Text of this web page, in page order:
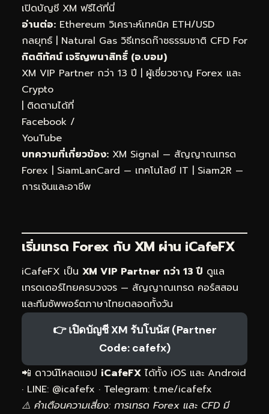
เปิดบัญชี XM ฟรีได้ที่นี่
อ่านต่อ: Ethereum วิเคราะห์เทคนิค ETH/USD
กลยุทธ์ | Natural Gas วิธีเทรดก๊าซธรรมชาติ CFD For
กิตติทัศน์ เจริญพนาสิทธิ์ (อ.บอม)
XM VIP Partner กว่า 13 ปี | ผู้เชี่ยวชาญ Forex และ
Crypto
| ติดตามได้ที่
Facebook /
YouTube
บทความที่เกี่ยวข้อง: XM Signal — สัญญาณเทรด
Forex | SiamLanCard — เทคโนโลยี IT | Siam2R —
การเงินและอาชีพ
เริ่มเทรด Forex กับ XM ผ่าน iCafeFX
iCafeFX เป็น XM VIP Partner กว่า 13 ปี ดูแล
เทรดเดอร์ไทยครบวงจร — สัญญาณเทรด คอร์สสอน
และทีมซัพพอร์ตภาษาไทยตลอดทั้งวัน
👉 เปิดบัญชี XM รับโบนัส (Partner
Code: cafefx)
📲 ดาวน์โหลดแอป iCafeFX ได้ทั้ง iOS และ Android
· LINE: @icafefx · Telegram: t.me/icafefx
⚠️ คำเตือนความเสี่ยง: การเทรด Forex และ CFD มี